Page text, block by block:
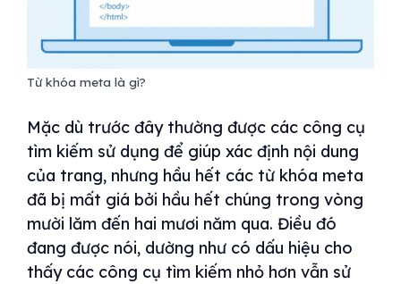
Từ khóa meta là gì?
Mặc dù trước đây thường được các công cụ
tìm kiếm sử dụng để giúp xác định nội dung
của trang, nhưng hầu hết các từ khóa meta
đã bị mất giá bởi hầu hết chúng trong vòng
mười lăm đến hai mươi năm qua. Điều đó
đang được nói, dường như có dấu hiệu cho
thấy các công cụ tìm kiếm nhỏ hơn vẫn sử